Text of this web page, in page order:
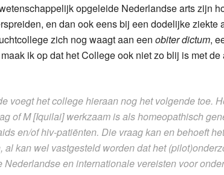
opgeleide Nederlandse arts zijn
en dan ook eens bij een dodelijke ziekte
zich nog waagt aan een obiter dictum,
ik op dat het College ook niet zo blij is met
voegt het college hieraan nog het volgende toe.
of M [Iquilai] werkzaam is als homeopathisch
en/of hiv-patiënten. Die vraag kan en behoeft
al kan wel vastgesteld worden dat het
Nederlandse en internationale vereisten voor